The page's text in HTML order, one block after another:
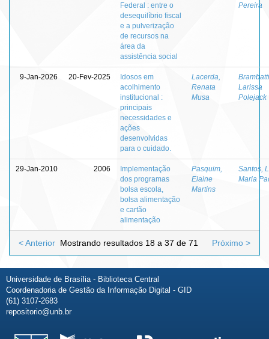
Federal : entre o
desequilíbrio fiscal
e a pulverização
de recursos na
área da
assistência social
Pereira
9-Jan-2026 20-Fev-2025
Idosos em
acolhimento
institucional :
principais
necessidades e
ações
desenvolvidas
para o cuidado.
Lacerda,
Renata
Musa
Larissa
Polejack
29-Jan-2010 2006
Implementação
dos programas
bolsa escola,
bolsa alimentação
e cartão
alimentação
Pasquim,
Elaine
Martins
Santos,
Maria
Mostrando resultados 18 a 37 de 71
< Anterior Próximo >
Universidade de Brasília - Biblioteca Central
Coordenadoria de Gestão da Informação Digital - GID
(61) 3107-2683
repositorio@unb.br